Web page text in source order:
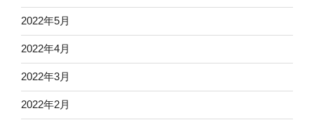
2022年5月
2022年4月
2022年3月
2022年2月